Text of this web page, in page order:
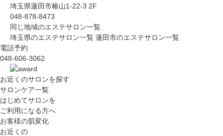
埼玉県蓮田市椿山1-22-3 2F
048-878-8473
同じ地域のエステサロン一覧
埼玉県のエステサロン一覧 蓮田市のエステサロン一覧
電話予約
048-606-3062
お近くのサロンを探す
サロンケア一覧
はじめてサロンを
ご利用になる方へ
お客様の肌変化
お近くの